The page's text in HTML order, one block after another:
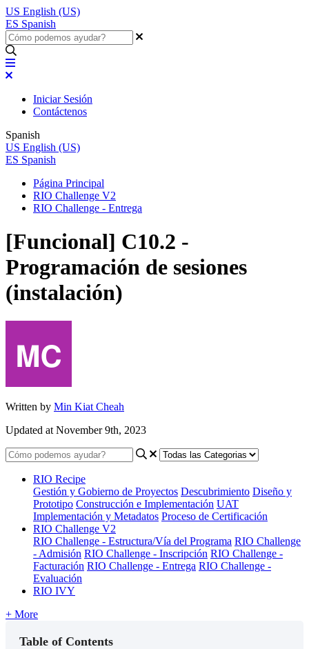
US English (US)
ES Spanish
Iniciar Sesión
Contáctenos
Spanish
US English (US)
ES Spanish
Página Principal
RIO Challenge V2
RIO Challenge - Entrega
[Funcional] C10.2 -
Programación de sesiones
(instalación)
Written by Min Kiat Cheah
Updated at November 9th, 2023
RIO Recipe
Gestión y Gobierno de Proyectos Descubrimiento Diseño y
Prototipo Construcción e Implementación UAT
Implementación y Metadatos Proceso de Certificación
RIO Challenge V2
RIO Challenge - Estructura/Vía del Programa RIO Challenge
- Admisión RIO Challenge - Inscripción RIO Challenge -
Facturación RIO Challenge - Entrega RIO Challenge -
Evaluación
RIO IVY
+ More
Table of Contents